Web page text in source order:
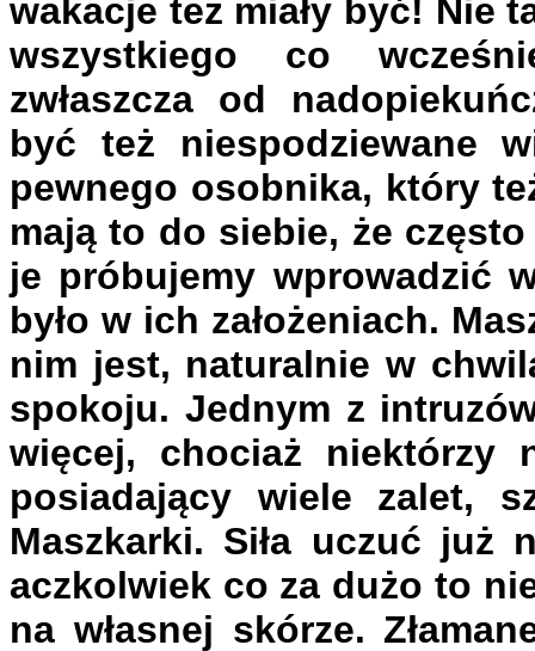
wakacje też miały być! Nie
wszystkiego co
zwłaszcza od
być też niespodziewane
pewnego osobnika, który
mają to do siebie, że
je próbujemy wprowadzić
było w ich założeniach.
nim jest, naturalnie w
spokoju. Jednym z
więcej, chociaż niektórzy
posiadający wiele zalet,
Maszkarki. Siła uczuć już
aczkolwiek co za dużo to
na własnej skórze.